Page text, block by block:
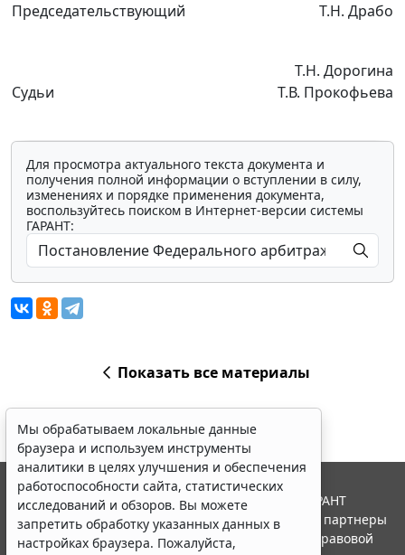
Председательствующий Т.Н. Драбо
Судьи
Т.Н. Дорогина
Т.В. Прокофьева
Для просмотра актуального текста документа и
получения полной информации о вступлении в силу,
изменениях и порядке применения документа,
воспользуйтесь поиском в Интернет-версии системы
ГАРАНТ:
Показать все материалы
Мы обрабатываем локальные данные
браузера и используем инструменты
аналитики в целях улучшения и обеспечения
работоспособности сайта, статистических
исследований и обзоров. Вы можете
запретить обработку указанных данных в
настройках браузера. Пожалуйста,
© ООО "НПП "ГАРАНТ-СЕРВИС", 2026. Система ГАРАНТ
выпускается с 1990 года. Компания "Гарант" и ее партнеры
являются участниками Российской ассоциации правовой